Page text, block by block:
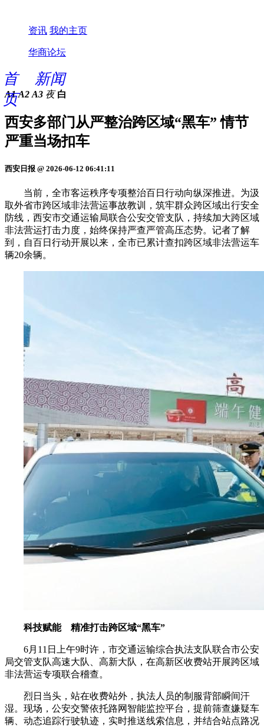
资讯 我的主页
华商论坛
首
页
新闻
A1 A2 A3 夜 白
西安多部门从严整治跨区域“黑车” 情节
严重当场扣车
西安日报 @ 2026-06-12 06:41:11
当前，全市客运秩序专项整治百日行动向纵深推进。为汲
取外省市跨区域非法营运事故教训，筑牢群众跨区域出行安全
防线，西安市交通运输局联合公安交管支队，持续加大跨区域
非法营运打击力度，始终保持严查严管高压态势。记者了解
到，自百日行动开展以来，全市已累计查扣跨区域非法营运车
辆20余辆。
科技赋能 精准打击跨区域“黑车”
6月11日上午9时许，市交通运输综合执法支队联合市公安
局交管支队高速大队、高新大队，在高新区收费站开展跨区域
非法营运专项联合稽查。
烈日当头，站在收费站外，执法人员的制服背部瞬间汗
湿。现场，公安交警依托路网智能监控平台，提前筛查嫌疑车
辆、动态追踪行驶轨迹，实时推送线索信息，并结合站点路况